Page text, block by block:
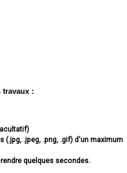
travaux :
.jpeg, .png, .gif) d'un maximum
quelques secondes.